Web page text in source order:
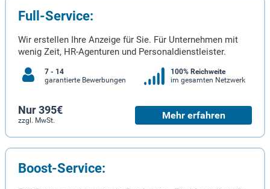
Full-Service:
Wir erstellen Ihre Anzeige für Sie. Für Unternehmen mit
wenig Zeit, HR-Agenturen und Personaldienstleister.
7 - 14
garantierte Bewerbungen
100% Reichweite
im gesamten Netzwerk
Nur 395€
zzgl. MwSt. Mehr erfahren
Boost-Service: